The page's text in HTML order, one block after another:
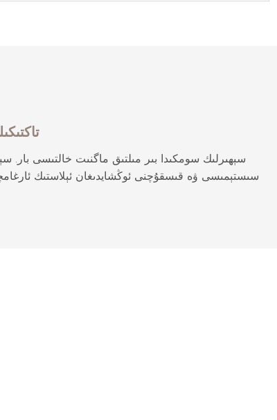
سېھىرلىك سومكىدا بىر مىلتىق ماگنىت خالتىسى بار.
سىستېمىسى ۋە قىسقۇچنى ئوڭشايدىغان ئېلاستىك